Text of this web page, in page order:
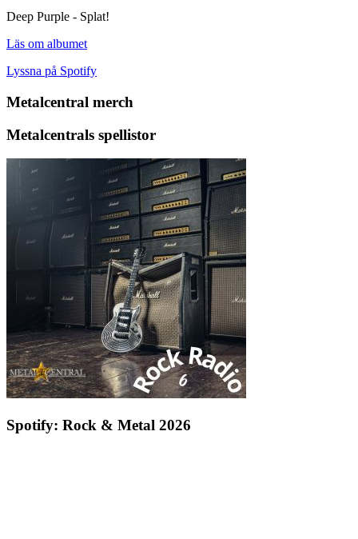
Deep Purple - Splat!
Läs om albumet
Lyssna på Spotify
Metalcentral merch
Metalcentrals spellistor
Spotify: Rock & Metal 2026